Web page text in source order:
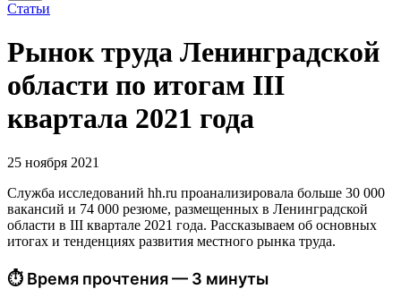
Статьи
Рынок труда Ленинградской
области по итогам III
квартала 2021 года
25 ноября 2021
Служба исследований hh.ru проанализировала больше 30 000
вакансий и 74 000 резюме, размещенных в Ленинградской
области в III квартале 2021 года. Рассказываем об основных
итогах и тенденциях развития местного рынка труда.
⏱ Время прочтения — 3 минуты